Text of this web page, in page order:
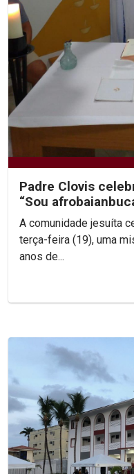
Padre Clovis
“Sou
A comunidade jesuíta
terça-feira (19), uma
anos de...